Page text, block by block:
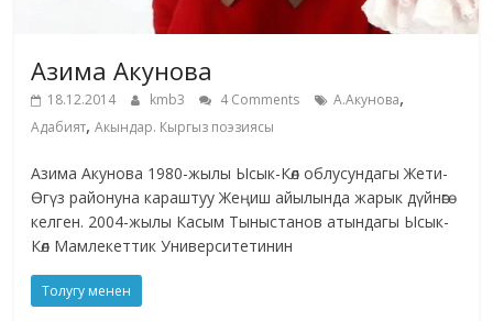
Азима Акунова
18.12.2014 kmb3 4 Comments А.Акунова,
Адабият,Акындар. Кыргыз поэзиясы
Азима Акунова 1980-жылы Ысык-Көл облусундагы Жети-
Өгүз районуна караштуу Жеңиш айылында жарык дүйнөгө
келген. 2004-жылы Касым Тыныстанов атындагы Ысык-
Көл Мамлекеттик Университетинин
Толугу менен